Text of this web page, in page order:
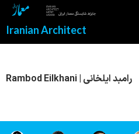
Iranian Architect
Rambod Eilkhani | رامبد ایلخانی